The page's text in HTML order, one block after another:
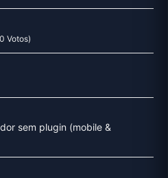
Votos)
sem plugin (mobile &